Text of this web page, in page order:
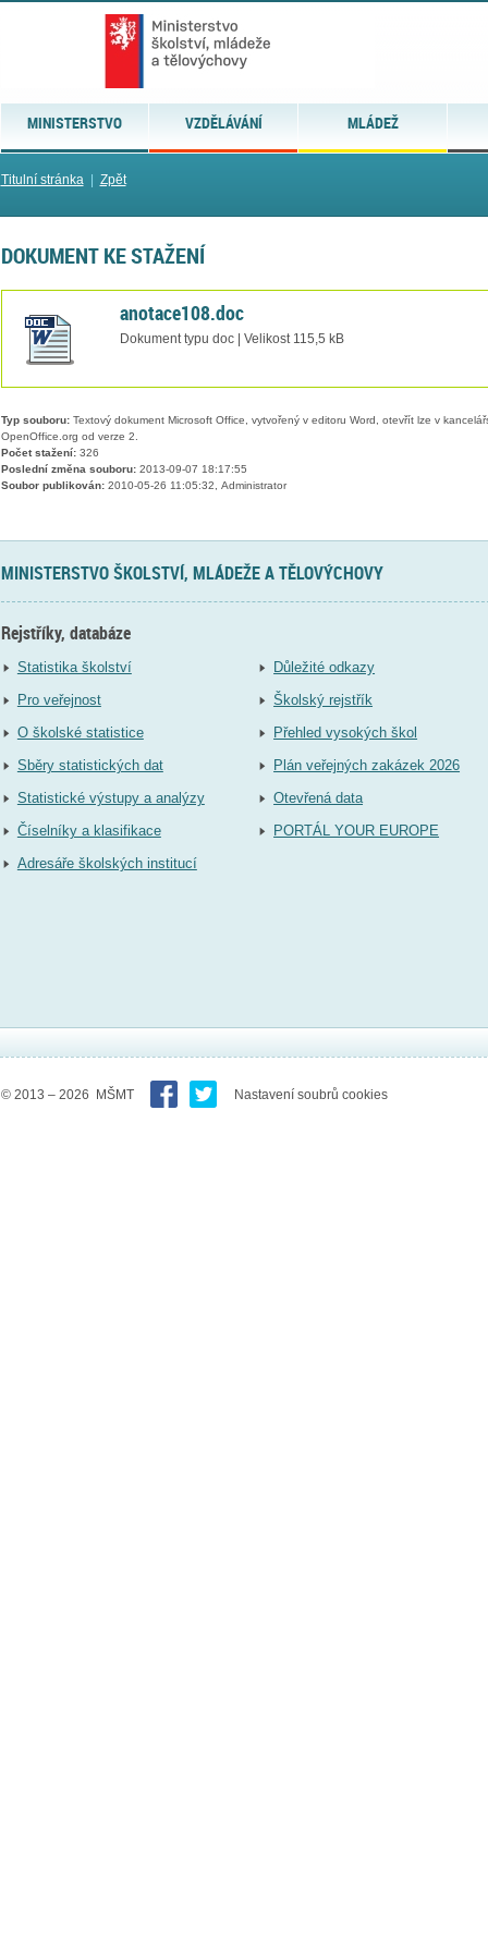
MINISTERSTVO VZDĚLÁVÁNÍ MLÁDEŽ
Titulní stránka| Zpět
DOKUMENT KE STAŽENÍ
anotace108.doc
Dokument typu doc | Velikost 115,5 kB
Typ souboru:Textový dokument Microsoft Office, vytvořený v editoru Word, otevřít lze v
OpenOffice.org od verze 2.
Počet stažení:326
Poslední změna souboru:2013-09-07 18:17:55
Soubor publikován:2010-05-26 11:05:32, Administrator
MINISTERSTVO ŠKOLSTVÍ, MLÁDEŽE A TĚLOVÝCHOVY
Rejstříky, databáze
Statistika školství
Pro veřejnost
O školské statistice
Sběry statistických dat
Statistické výstupy a analýzy
Číselníky a klasifikace
Adresáře školských institucí
Důležité odkazy
Školský rejstřík
Přehled vysokých škol
Plán veřejných zakázek 2026
Otevřená data
PORTÁL YOUR EUROPE
© 2013 – 2026 MŠMT Nastavení soubrů cookies